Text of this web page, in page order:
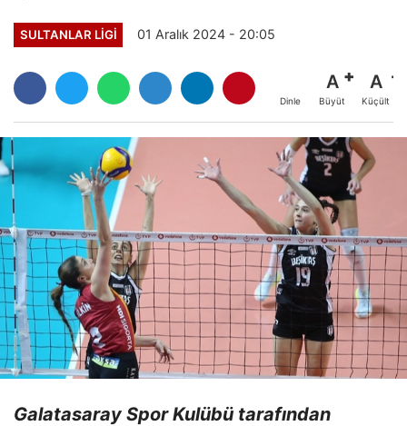
SULTANLAR LIGI 01 Aralık 2024 - 20:05
Dinle
A
Büyüt
A
Küçült
Galatasaray Spor Kulübü tarafından